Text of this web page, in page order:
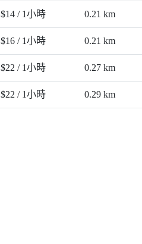
$14 / 1小時 0.21 km
$16 / 1小時 0.21 km
$22 / 1小時 0.27 km
$22 / 1小時 0.29 km